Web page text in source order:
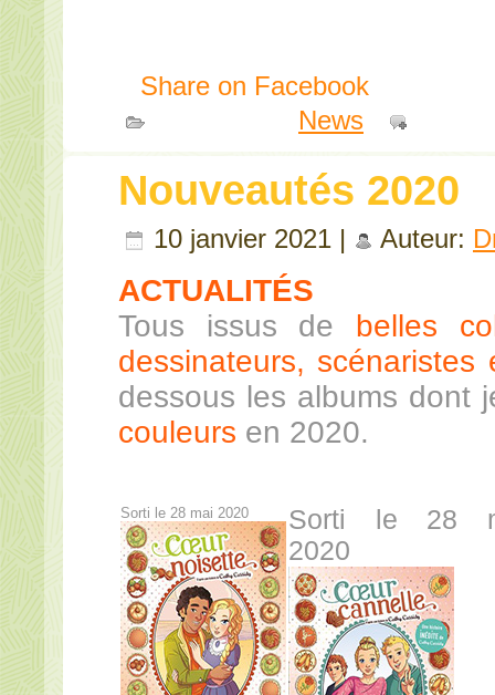
Share on Facebook
News
Nouveautés 2020
10 janvier 2021 | Auteur:
ACTUALITÉS
Tous issus de belles
dessinateurs, scénaristes
dessous les albums dont
couleurs en 2020.
Sorti le 28 mai 2020
Sorti le 28
2020